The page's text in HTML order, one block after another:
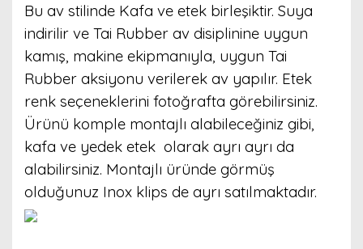
Bu av stilinde Kafa ve etek birleşiktir. Suya
indirilir ve Tai Rubber av disiplinine uygun
kamış, makine ekipmanıyla, uygun Tai
Rubber aksiyonu verilerek av yapılır. Etek
renk seçeneklerini fotoğrafta görebilirsiniz.
Ürünü komple montajlı alabileceğiniz gibi,
kafa ve yedek etek olarak ayrı ayrı da
alabilirsiniz. Montajlı üründe görmüş
olduğunuz Inox klips de ayrı satılmaktadır.